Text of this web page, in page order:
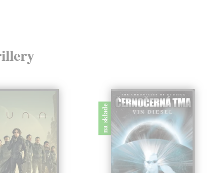
na sklade